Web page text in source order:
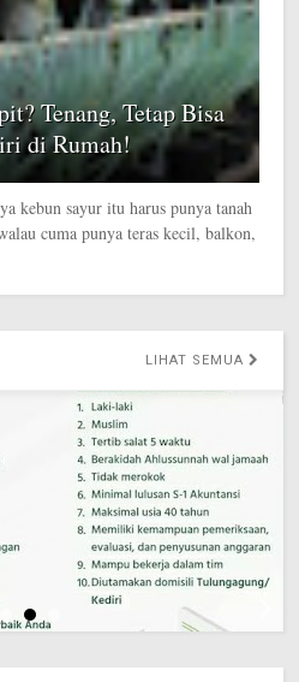
Tenang, Tetap Bisa
di Rumah!
kebun sayur itu harus punya tanah
cuma punya teras kecil, balkon,
LIHAT SEMUA